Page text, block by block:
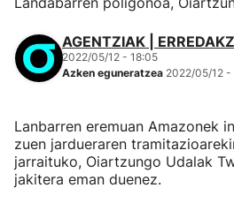
AGENTZIAK |
2022/05/12 - 18:05
Azken eguneratzea 2022/05/12 -
Lanbarren eremuan Amazonek
zuen jardueraren
jarraituko, Oiartzungo Udalak
jakitera eman duenez.